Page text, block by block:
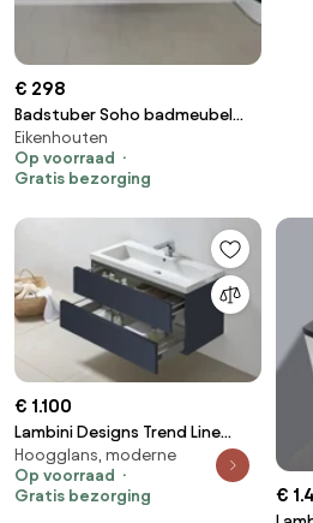
€ 298
Badstuber Soho badmeubel
60cm grijs eiken zwart
Eikenhouten
Op voorraad
Gratis bezorging
€ 1.100
Lambini Designs Trend Line
badkamermeubel 100cm 1
kraangat hoogglans antraciet
Hoogglans, moderne
Op voorraad
Gratis bezorging
€